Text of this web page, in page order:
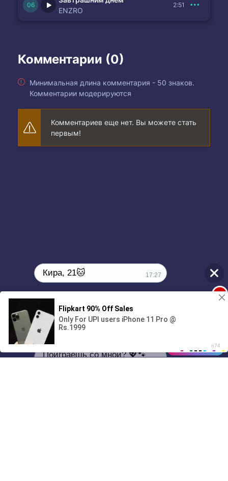
ENZRO
2:51
Комментарии (0)
Минимальная длина комментария - 50 знаков.
Комментарии модерируются
Комментариев еще нет. Вы можете стать
первым!
01/07
00:00
Кира, 21🐱 17:27
Поиграешь со мной? 💖🐾
1